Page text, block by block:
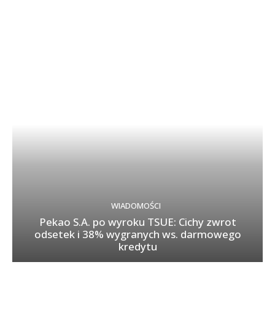
WIADOMOŚCI
Pekao S.A. po wyroku TSUE: Cichy zwrot
odsetek i 38% wygranych ws. darmowego
kredytu